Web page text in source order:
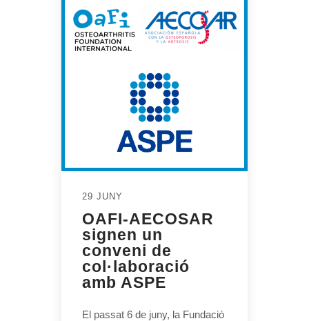
29 JUNY
OAFI-AECOSAR
signen un
conveni de
col·laboració
amb ASPE
El passat 6 de juny, la Fundació